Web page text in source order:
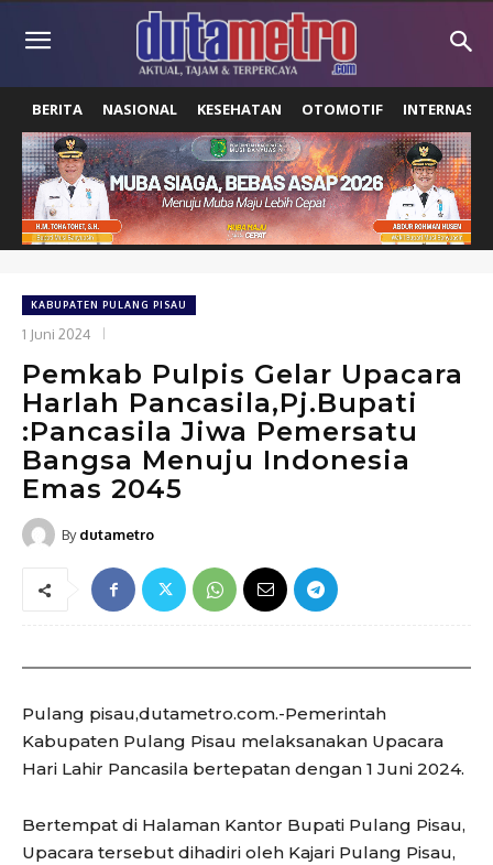
BERITA NASIONAL KESEHATAN OTOMOTIF
KABUPATEN PULANG PISAU
1 Juni 2024
Pemkab Pulpis Gelar Upacara
Harlah Pancasila,Pj.Bupati
:Pancasila Jiwa Pemersatu
Bangsa Menuju Indonesia
Emas 2045
By dutametro
Pulang pisau,dutametro.com.-Pemerintah
Kabupaten Pulang Pisau melaksanakan Upacara
Hari Lahir Pancasila bertepatan dengan 1 Juni 2024.
Bertempat di Halaman Kantor Bupati Pulang Pisau,
Upacara tersebut dihadiri oleh Kajari Pulang Pisau,